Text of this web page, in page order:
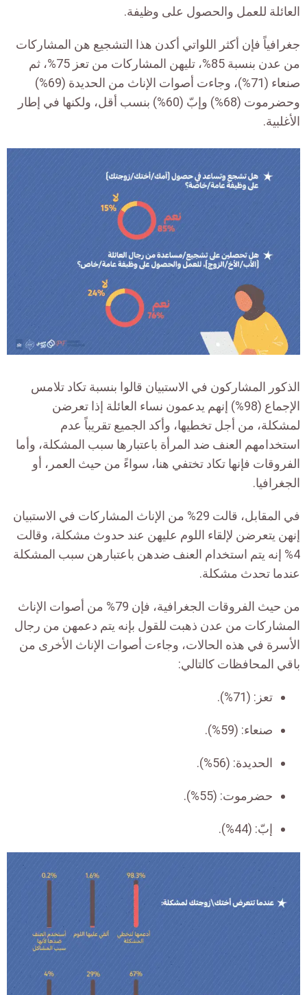
العائلة للعمل والحصول على وظيفة.
جغرافياً فإن أكثر اللواتي أكدن هذا التشجيع هن المشاركات
من عدن بنسبة 85%، تليهن المشاركات من تعز 75%، ثم
صنعاء (71%)، وجاءت أصوات الإناث من الحديدة (69%)
وحضرموت (68%) وإبّ (60%) بنسب أقل، ولكنها في إطار
الأغلبية.
الذكور المشاركون في الاستبيان قالوا بنسبة تكاد تلامس
الإجماع (98%) إنهم يدعمون نساء العائلة إذا تعرضن
لمشكلة، من أجل تخطيها، وأكد الجميع تقريباً عدم
استخدامهم العنف ضد المرأة باعتبارها سبب المشكلة، وأما
الفروقات فإنها تكاد تختفي هنا، سواءً من حيث العمر، أو
الجغرافيا.
في المقابل، قالت 29% من الإناث المشاركات في الاستبيان
إنهن يتعرضن لإلقاء اللوم عليهن عند حدوث مشكلة، وقالت
4% إنه يتم استخدام العنف ضدهن باعتبارهن سبب المشكلة
عندما تحدث مشكلة.
من حيث الفروقات الجغرافية، فإن 79% من أصوات الإناث
المشاركات من عدن ذهبت للقول بإنه يتم دعمهن من رجال
الأسرة في هذه الحالات، وجاءت أصوات الإناث الأخرى من
باقي المحافظات كالتالي:
تعز: (71%).
صنعاء: (59%).
الحديدة: (56%).
حضرموت: (55%).
إبّ: (44%).